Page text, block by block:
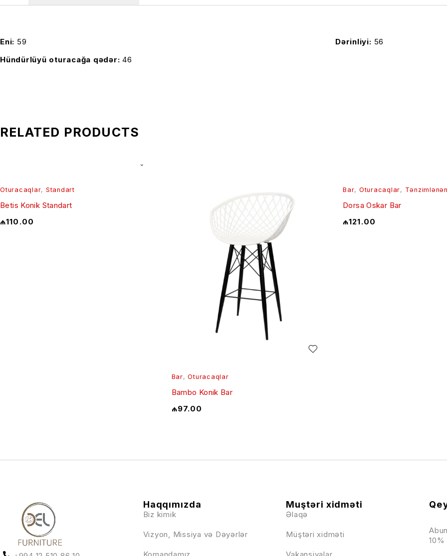
Eni 59 Dərinliyi
56
Hündürlüyü oturacağa qədər 46
RELATED PRODUCTS
Oturacaqlar, Standart
Betis Konik Standart
₼110.00
Bar,Oturacaqlar
Bambo Konik Bar
₼97.00
Bar, Oturacaqlar,
Dorsa Oskar Bar
₼121.00
Haqqımızda
Biz kimik
Vizyon, Missiya və Dəyərlər
Komandamız
Muştəri xidməti
Əlaqə
Müştəri xidməti
Vakansiyalar